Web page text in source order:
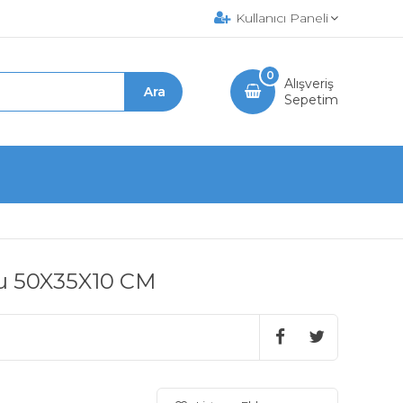
Kullanıcı Paneli
Alışveriş
Sepetim
0
CM